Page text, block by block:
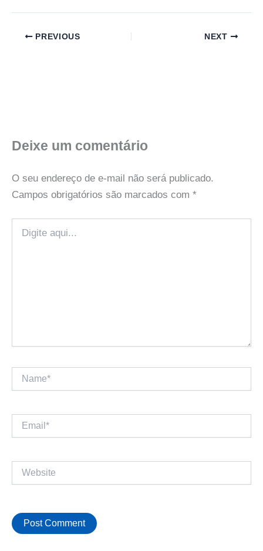
PREVIOUS NEXT
Deixe um comentário
O seu endereço de e-mail não será publicado.
Campos obrigatórios são marcados com *
aqui...